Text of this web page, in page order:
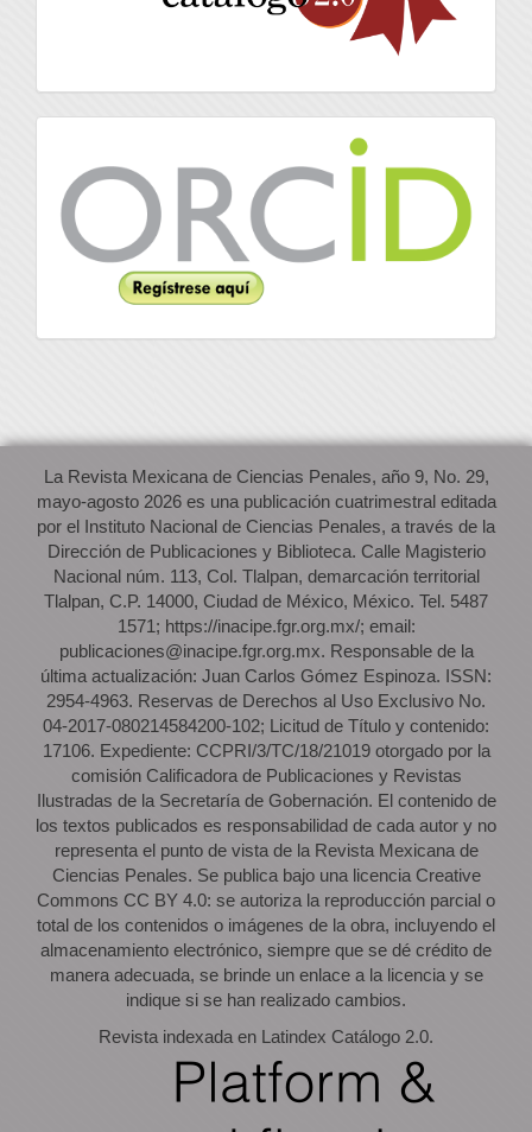
La Revista Mexicana de Ciencias Penales, año 9, No. 29,
mayo-agosto 2026 es una publicación cuatrimestral editada
por el Instituto Nacional de Ciencias Penales, a través de la
Dirección de Publicaciones y Biblioteca. Calle Magisterio
Nacional núm. 113, Col. Tlalpan, demarcación territorial
Tlalpan, C.P. 14000, Ciudad de México, México. Tel. 5487
1571; https://inacipe.fgr.org.mx/; email:
publicaciones@inacipe.fgr.org.mx. Responsable de la
última actualización: Juan Carlos Gómez Espinoza. ISSN:
2954-4963. Reservas de Derechos al Uso Exclusivo No.
04-2017-080214584200-102; Licitud de Título y contenido:
17106. Expediente: CCPRI/3/TC/18/21019 otorgado por la
comisión Calificadora de Publicaciones y Revistas
Ilustradas de la Secretaría de Gobernación. El contenido de
los textos publicados es responsabilidad de cada autor y no
representa el punto de vista de la Revista Mexicana de
Ciencias Penales. Se publica bajo una licencia Creative
Commons CC BY 4.0: se autoriza la reproducción parcial o
total de los contenidos o imágenes de la obra, incluyendo el
almacenamiento electrónico, siempre que se dé crédito de
manera adecuada, se brinde un enlace a la licencia y se
indique si se han realizado cambios.
Revista indexada en Latindex Catálogo 2.0.